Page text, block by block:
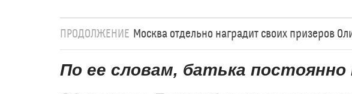
ПРОДОЛЖЕНИЕ Москва отдельно наградит своих призеров
По ее словам, батька